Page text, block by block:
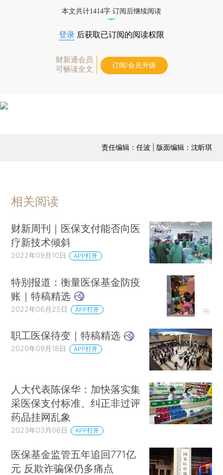
本文共计1414字 订阅后继续阅读
登录 后获取已订阅的阅读权限
财新通会员
可畅读全文
订阅/会员升级
责任编辑：任波 | 版面编辑：沈昕琪
相关阅读
财新周刊｜医保支付能否向医
疗新技术倾斜
2022年09月10日 APP打开
特别报道：衡量医保基金防疫
账｜特稿精选
2022年06月25日 APP打开
职工医保待变｜特稿精选
2020年09月18日 APP打开
人大代表陈保华：加快落实集
采医保支付标准、纠正非过评
药品挂网乱象
2023年03月06日 APP打开
医保基金监管五年追回771亿
元 反欺诈骗保仍多痛点